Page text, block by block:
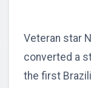
Veteran star
converted a
the first